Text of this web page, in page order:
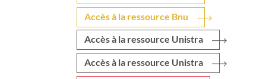
Accès à la ressource Bnu
Accès à la ressource Unistra
Accès à la ressource Unistra